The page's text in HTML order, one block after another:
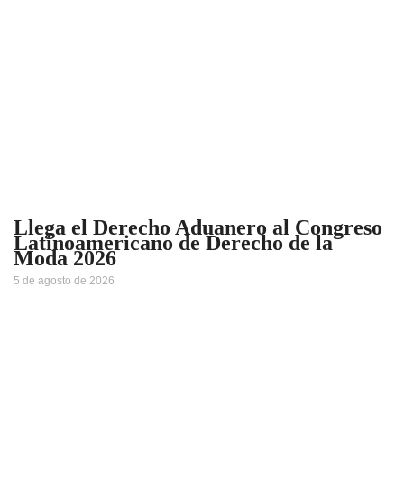
Llega el Derecho Aduanero al Congreso
Latinoamericano de Derecho de la
Moda 2026
5 de agosto de 2026